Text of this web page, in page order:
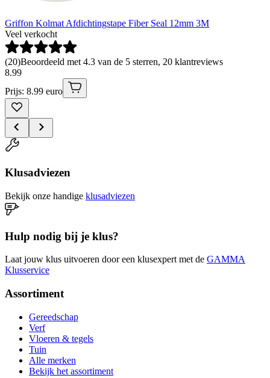
Griffon Kolmat Afdichtingstape Fiber Seal 12mm 3M
Veel verkocht
(20)Beoordeeld met 4.3 van de 5 sterren, 20 klantreviews
8.99
Prijs: 8.99 euro
Klusadviezen
Bekijk onze handige klusadviezen
Hulp nodig bij je klus?
Laat jouw klus uitvoeren door een klusexpert met de GAMMA
Klusservice
Assortiment
Gereedschap
Verf
Vloeren & tegels
Tuin
Alle merken
Bekijk het assortiment